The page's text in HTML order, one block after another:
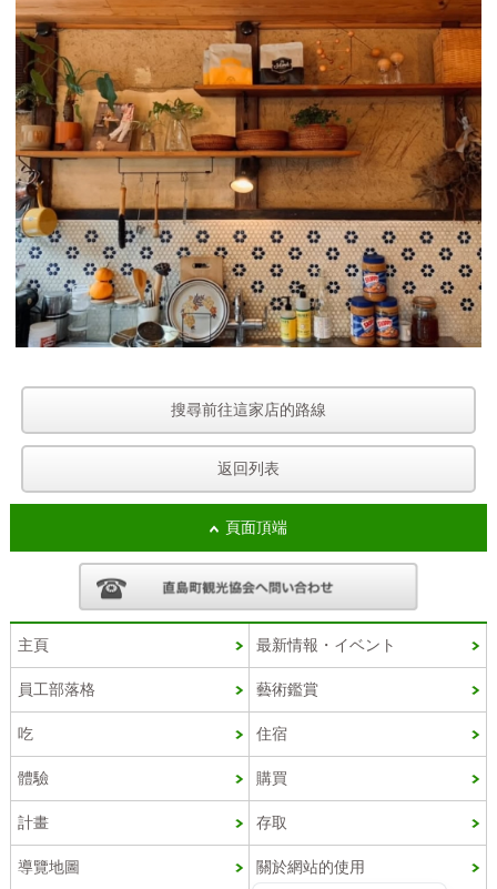
搜尋前往這家店的路線
返回列表
頁面頂端
主頁 最新情報・イベント
員工部落格 藝術鑑賞
吃 住宿
體驗 購買
計畫 存取
導覽地圖 關於網站的使用
Japanese
Chinese (China)